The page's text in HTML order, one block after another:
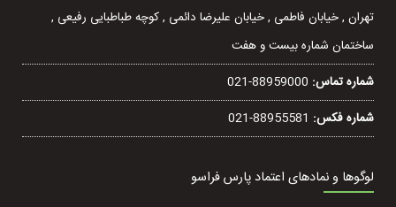
تهران , خيابان فاطمی , خیابان عليرضا دائمی , کوچه طباطبایی رفيعی ,
ساختمان شماره بیست و هفت
شماره تماس: 021-88959000
شماره فکس: 021-88955581
لوگوها و نمادهای اعتماد پارس فراسو